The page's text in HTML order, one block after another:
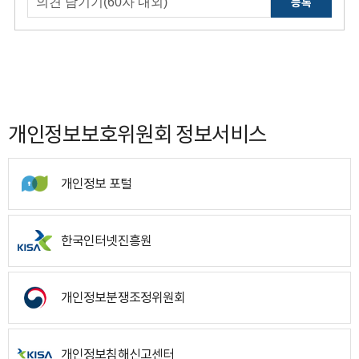
개인정보보호위원회 정보서비스
개인정보 포털
한국인터넷진흥원
개인정보분쟁조정위원회
개인정보침해신고센터